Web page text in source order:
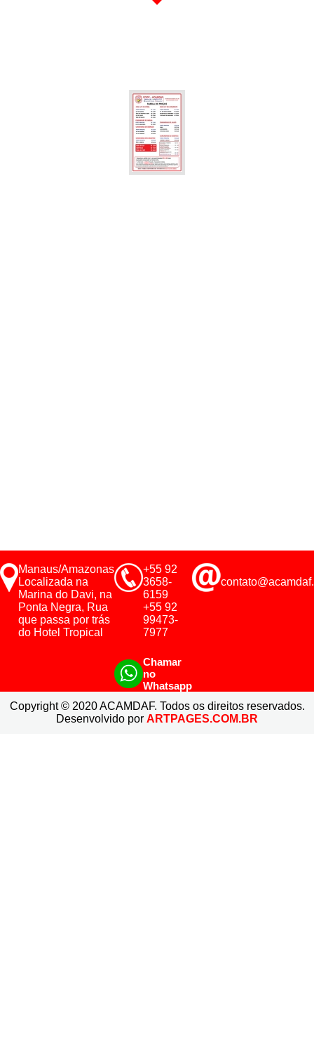
Manaus/Amazonas
Localizada na
Marina do Davi, na
Ponta Negra, Rua
que passa por trás
do Hotel Tropical
+55 92
3658-
6159
+55 92
99473-
7977
Chamar
no
Whatsapp
Copyright © 2020 ACAMDAF. Todos os direitos reservados.
Desenvolvido por ARTPAGES.COM.BR